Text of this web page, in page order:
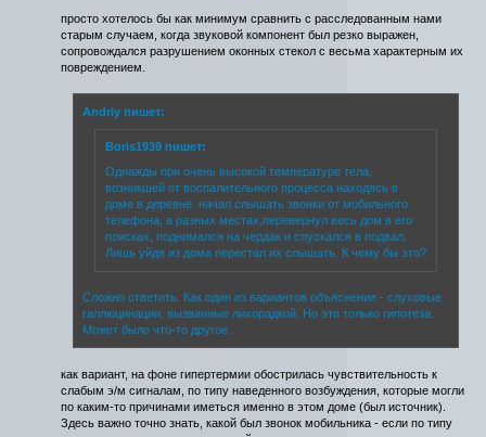
просто хотелось бы как минимум сравнить с расследованным нами
старым случаем, когда звуковой компонент был резко выражен,
сопровождался разрушением оконных стекол с весьма характерным их
повреждением.
Andriy пишет:
Boris1939 пишет:
Однажды при очень высокой температуре тела,
возникшей от воспалительного процесса находясь в
доме в деревне начал слышать звонки от мобильного
телефона, в разных местах,перевернул весь дом в его
поисках, поднимался на чердак и спускался в подвал.
Лишь уйдя из дома перестал их слышать. К чему бы это?
Сложно ответить. Как один из вариантов объяснения - слуховые
галлюцинации, вызванные лихорадкой. Но это только гипотеза.
Может было что-то другое.
как вариант, на фоне гипертермии обострилась чувствительность к
слабым э/м сигналам, по типу наведенного возбуждения, которые могли
по каким-то причинами иметься именно в этом доме (был источник).
Здесь важно точно знать, какой был звонок мобильника - если по типу